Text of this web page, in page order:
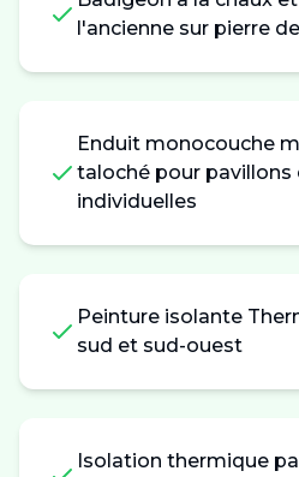
l'ancienne sur pierre
Enduit monocouche
taloché pour pavillons
individuelles
Peinture isolante
sud et sud-ouest
Isolation thermique